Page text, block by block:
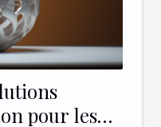
pour les